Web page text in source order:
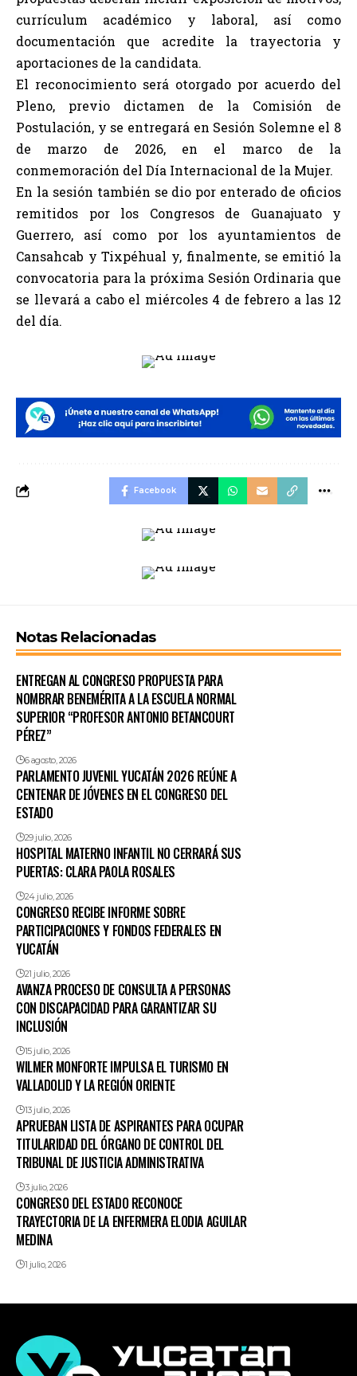
currículum académico y laboral, así como
documentación que acredite la trayectoria y
aportaciones de la candidata.
El reconocimiento será otorgado por acuerdo del
Pleno, previo dictamen de la Comisión de
Postulación, y se entregará en Sesión Solemne el 8
de marzo de 2026, en el marco de la
conmemoración del Día Internacional de la Mujer.
En la sesión también se dio por enterado de oficios
remitidos por los Congresos de Guanajuato y
Guerrero, así como por los ayuntamientos de
Cansahcab y Tixpéhual y, finalmente, se emitió la
convocatoria para la próxima Sesión Ordinaria que
se llevará a cabo el miércoles 4 de febrero a las 12
del día.
Facebook
Notas Relacionadas
ENTREGAN AL CONGRESO PROPUESTA PARA
NOMBRAR BENEMÉRITA A LA ESCUELA NORMAL
SUPERIOR “PROFESOR ANTONIO BETANCOURT
PÉREZ”
6 agosto, 2026
PARLAMENTO JUVENIL YUCATÁN 2026 REÚNE A
CENTENAR DE JÓVENES EN EL CONGRESO DEL
ESTADO
29 julio, 2026
HOSPITAL MATERNO INFANTIL NO CERRARÁ SUS
PUERTAS: CLARA PAOLA ROSALES
24 julio, 2026
CONGRESO RECIBE INFORME SOBRE
PARTICIPACIONES Y FONDOS FEDERALES EN
YUCATÁN
21 julio, 2026
AVANZA PROCESO DE CONSULTA A PERSONAS
CON DISCAPACIDAD PARA GARANTIZAR SU
INCLUSIÓN
15 julio, 2026
WILMER MONFORTE IMPULSA EL TURISMO EN
VALLADOLID Y LA REGIÓN ORIENTE
13 julio, 2026
APRUEBAN LISTA DE ASPIRANTES PARA OCUPAR
TITULARIDAD DEL ÓRGANO DE CONTROL DEL
TRIBUNAL DE JUSTICIA ADMINISTRATIVA
3 julio, 2026
CONGRESO DEL ESTADO RECONOCE
TRAYECTORIA DE LA ENFERMERA ELODIA AGUILAR
MEDINA
1 julio, 2026